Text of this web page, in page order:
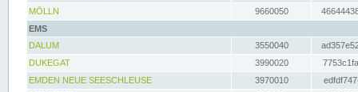
MÖLLN
9660050
EMS
DALUM
3550040
DUKEGAT
3990020
EMDEN NEUE SEESCHLEUSE
3970010